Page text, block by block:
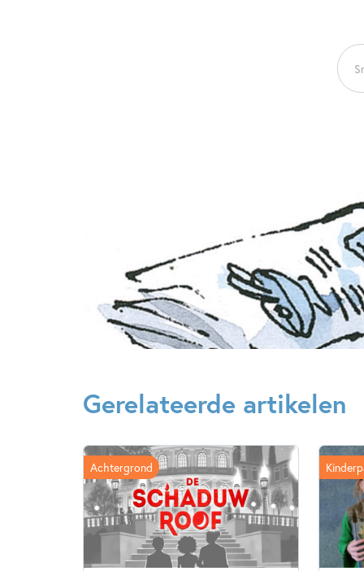
Gerelateerde artikelen
Achtergrond